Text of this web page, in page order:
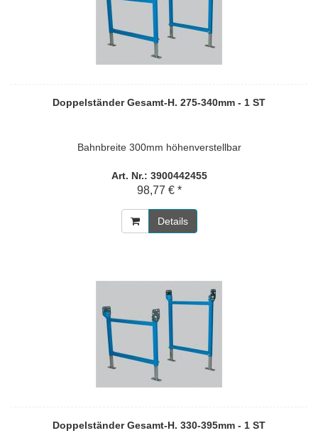
Doppelständer Gesamt-H. 275-340mm - 1 ST
Bahnbreite 300mm höhenverstellbar
Art. Nr.: 3900442455
98,77 € *
Details
Doppelständer Gesamt-H. 330-395mm - 1 ST